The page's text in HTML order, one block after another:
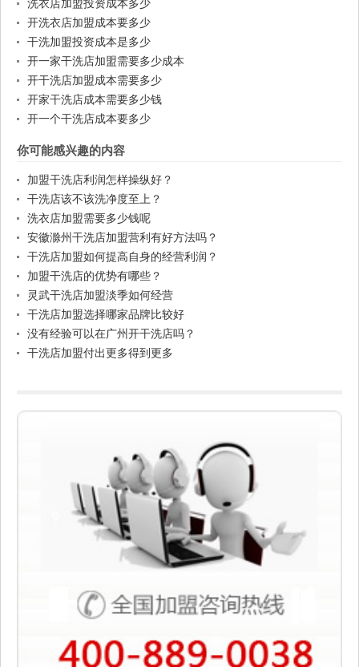
洗衣店加盟投资成本多少
开洗衣店加盟成本要多少
干洗加盟投资成本是多少
开一家干洗店加盟需要多少成本
开干洗店加盟成本需要多少
开家干洗店成本需要多少钱
开一个干洗店成本要多少
你可能感兴趣的内容
加盟干洗店利润怎样操纵好？
干洗店该不该洗净度至上？
洗衣店加盟需要多少钱呢
安徽滁州干洗店加盟营利有好方法吗？
干洗店加盟如何提高自身的经营利润？
加盟干洗店的优势有哪些？
灵武干洗店加盟淡季如何经营
干洗店加盟选择哪家品牌比较好
没有经验可以在广州开干洗店吗？
干洗店加盟付出更多得到更多